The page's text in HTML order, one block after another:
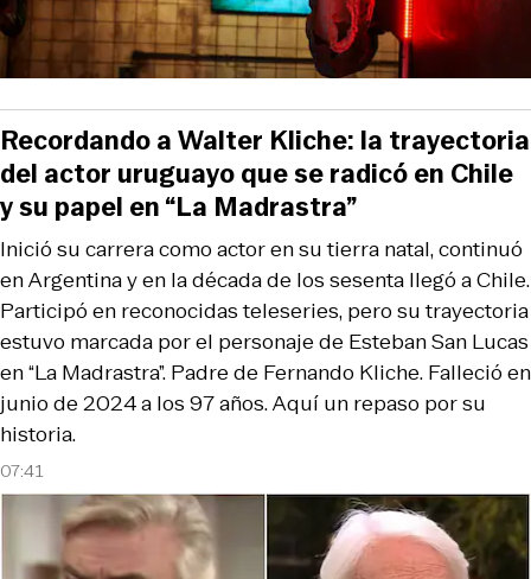
07:41
Inició su carrera como actor en su tierra natal, continuó
en Argentina y en la década de los sesenta llegó a Chile.
Participó en reconocidas teleseries, pero su trayectoria
estuvo marcada por el personaje de Esteban San Lucas
en “La Madrastra”. Padre de Fernando Kliche. Falleció en
junio de 2024 a los 97 años. Aquí un repaso por su
historia.
Recordando a Walter Kliche: la trayectoria
del actor uruguayo que se radicó en Chile
y su papel en “La Madrastra”